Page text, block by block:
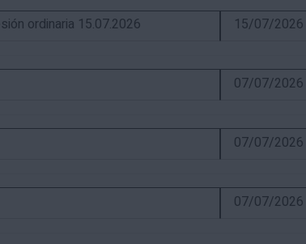
ordinaria 15.07.2026 15/07/2026
07/07/2026
07/07/2026
07/07/2026